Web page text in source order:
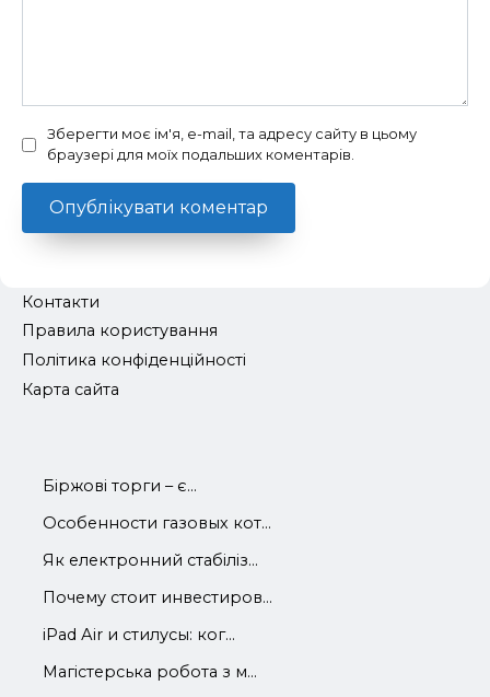
Зберегти моє ім'я, e-mail, та адресу сайту в цьому
браузері для моїх подальших коментарів.
Контакти
Правила користування
Політика конфіденційності
Карта сайта
Біржові торги – є...
Особенности газовых кот...
Як електронний стабіліз...
Почему стоит инвестиров...
iРad Аir и стилусы: ког...
Магістерська робота з м...